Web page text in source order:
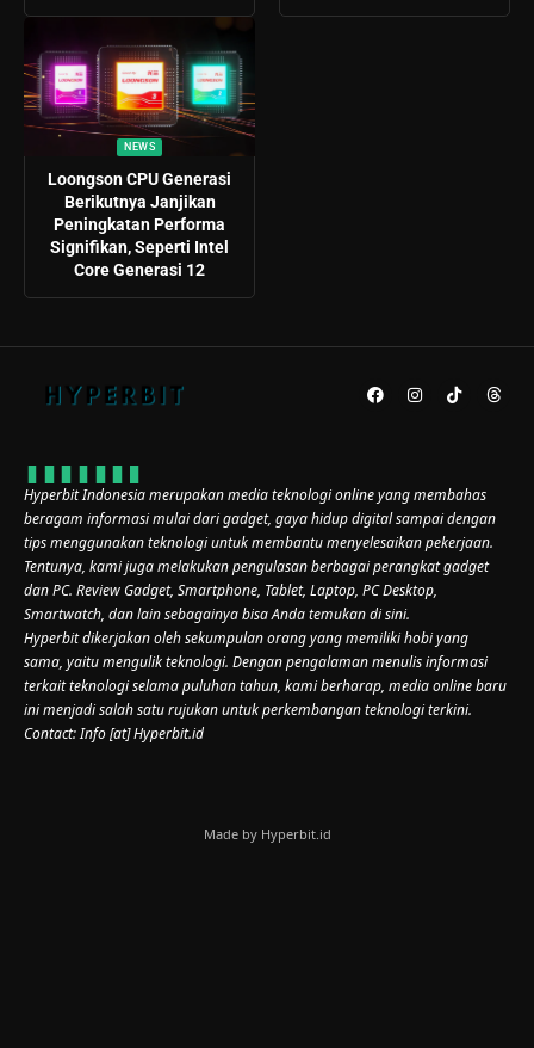
NEWS
Loongson CPU Generasi
Berikutnya Janjikan
Peningkatan Performa
Signifikan, Seperti Intel
Core Generasi 12
Hyperbit Indonesia merupakan media teknologi online yang membahas
beragam informasi mulai dari gadget, gaya hidup digital sampai dengan
tips menggunakan teknologi untuk membantu menyelesaikan pekerjaan.
Tentunya, kami juga melakukan pengulasan berbagai perangkat gadget
dan PC. Review Gadget, Smartphone, Tablet, Laptop, PC Desktop,
Smartwatch, dan lain sebagainya bisa Anda temukan di sini.
Hyperbit dikerjakan oleh sekumpulan orang yang memiliki hobi yang
sama, yaitu mengulik teknologi. Dengan pengalaman menulis informasi
terkait teknologi selama puluhan tahun, kami berharap, media online baru
ini menjadi salah satu rujukan untuk perkembangan teknologi terkini.
Contact: Info [at] Hyperbit.id
Made by Hyperbit.id